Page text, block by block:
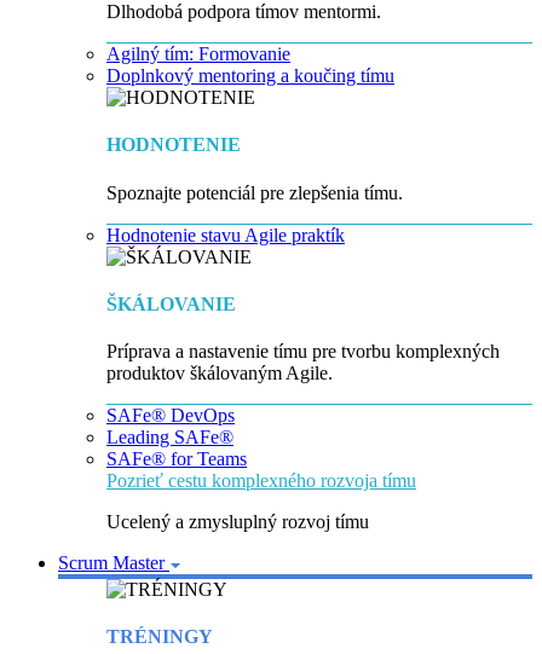
Dlhodobá podpora tímov mentormi.
Agilný tím: Formovanie
Doplnkový mentoring a koučing tímu
HODNOTENIE
Spoznajte potenciál pre zlepšenia tímu.
Hodnotenie stavu Agile praktík
ŠKÁLOVANIE
Príprava a nastavenie tímu pre tvorbu komplexných
produktov škálovaným Agile.
SAFe® DevOps
Leading SAFe®
SAFe® for Teams
Pozrieť cestu komplexného rozvoja tímu
Ucelený a zmysluplný rozvoj tímu
Scrum Master
TRÉNINGY